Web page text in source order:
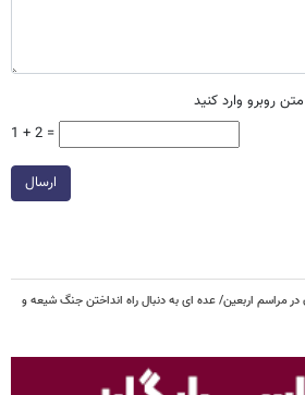
روبرو وارد کنید
1 + 2 =
ارسال
در مراسم اربعین/ عده ای به دنبال راه انداختن جنگ شیعه و